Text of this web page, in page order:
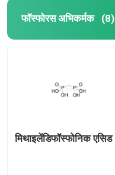
फॉस्फोरस अभिकर्मक (8)
मिथाइलेंडिफॉस्फोनिक एसिड